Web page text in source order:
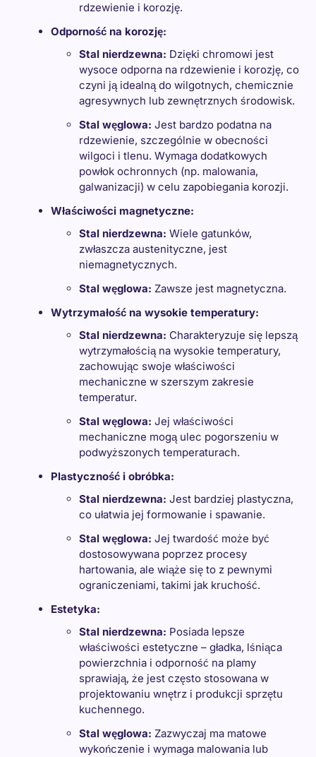
rdzewienie i korozję.
Odporność na korozję:
Stal nierdzewna: Dzięki chromowi jest
wysoce odporna na rdzewienie i korozję, co
czyni ją idealną do wilgotnych, chemicznie
agresywnych lub zewnętrznych środowisk.
Stal węglowa: Jest bardzo podatna na
rdzewienie, szczególnie w obecności
wilgoci i tlenu. Wymaga dodatkowych
powłok ochronnych (np. malowania,
galwanizacji) w celu zapobiegania korozji.
Właściwości magnetyczne:
Stal nierdzewna: Wiele gatunków,
zwłaszcza austenityczne, jest
niemagnetycznych.
Stal węglowa: Zawsze jest magnetyczna.
Wytrzymałość na wysokie temperatury:
Stal nierdzewna: Charakteryzuje się lepszą
wytrzymałością na wysokie temperatury,
zachowując swoje właściwości
mechaniczne w szerszym zakresie
temperatur.
Stal węglowa: Jej właściwości
mechaniczne mogą ulec pogorszeniu w
podwyższonych temperaturach.
Plastyczność i obróbka:
Stal nierdzewna: Jest bardziej plastyczna,
co ułatwia jej formowanie i spawanie.
Stal węglowa: Jej twardość może być
dostosowywana poprzez procesy
hartowania, ale wiąże się to z pewnymi
ograniczeniami, takimi jak kruchość.
Estetyka:
Stal nierdzewna: Posiada lepsze
właściwości estetyczne – gładka, lśniąca
powierzchnia i odporność na plamy
sprawiają, że jest często stosowana w
projektowaniu wnętrz i produkcji sprzętu
kuchennego.
Stal węglowa: Zazwyczaj ma matowe
wykończenie i wymaga malowania lub